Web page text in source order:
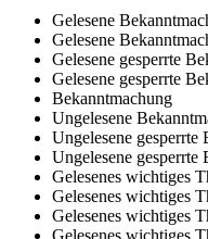
Gelesene
Gelesene
Gelesene gesperrte
Gelesene gesperrte
Bekanntmachung
Ungelesene
Ungelesene gesperrte
Ungelesene
Gelesenes wichtiges
Gelesenes wichtiges
Gelesenes wichtiges